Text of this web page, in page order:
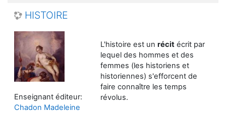
HISTOIRE
L'histoire est un récitécrit par
lequel des hommes et des
femmes (les historiens et
historiennes) s'efforcent de
faire connaître les temps
révolus.
Enseignant éditeur:
Chadon Madeleine